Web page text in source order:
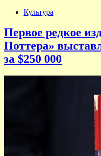
Культура
Первое редкое
Поттера»
за $250 000